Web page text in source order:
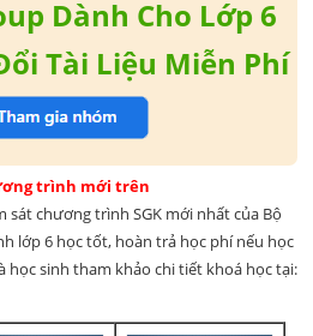
Dành Cho Lớp 6
Tài Liệu Miễn Phí
trình mới trên
sát chương trình SGK mới nhất của Bộ
lớp 6 học tốt, hoàn trả học phí nếu học
học sinh tham khảo chi tiết khoá học tại: